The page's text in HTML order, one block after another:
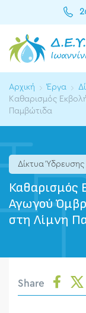
Αρχική Έργα
Καθαρισμός
Παμβώτιδα
Δίκτυα
Καθαρισμός
Αγωγού
στη Λίμνη
Share